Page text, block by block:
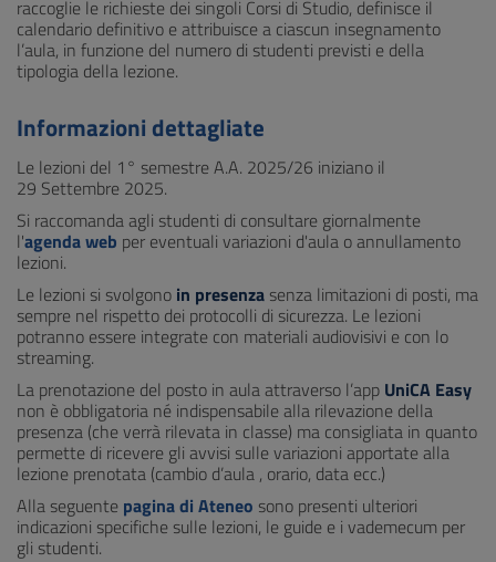
raccoglie le richieste dei singoli Corsi di Studio, definisce il
calendario definitivo e attribuisce a ciascun insegnamento
l’aula, in funzione del numero di studenti previsti e della
tipologia della lezione.
Informazioni dettagliate
Le lezioni del 1° semestre A.A. 2025/26 iniziano il
29 Settembre 2025.
Si raccomanda agli studenti di consultare giornalmente
l'agenda web per eventuali variazioni d'aula o annullamento
lezioni.
Le lezioni si svolgono in presenza senza limitazioni di posti, ma
sempre nel rispetto dei protocolli di sicurezza. Le lezioni
potranno essere integrate con materiali audiovisivi e con lo
streaming.
La prenotazione del posto in aula attraverso l’app UniCA Easy
non è obbligatoria né indispensabile alla rilevazione della
presenza (che verrà rilevata in classe) ma consigliata in quanto
permette di ricevere gli avvisi sulle variazioni apportate alla
lezione prenotata (cambio d’aula , orario, data ecc.)
Alla seguente pagina di Ateneo sono presenti ulteriori
indicazioni specifiche sulle lezioni, le guide e i vademecum per
gli studenti.